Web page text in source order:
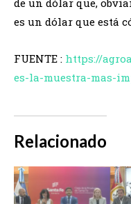
es un dólar que está
FUENTE : https://
es-la-muestra-mas-
Relacionado